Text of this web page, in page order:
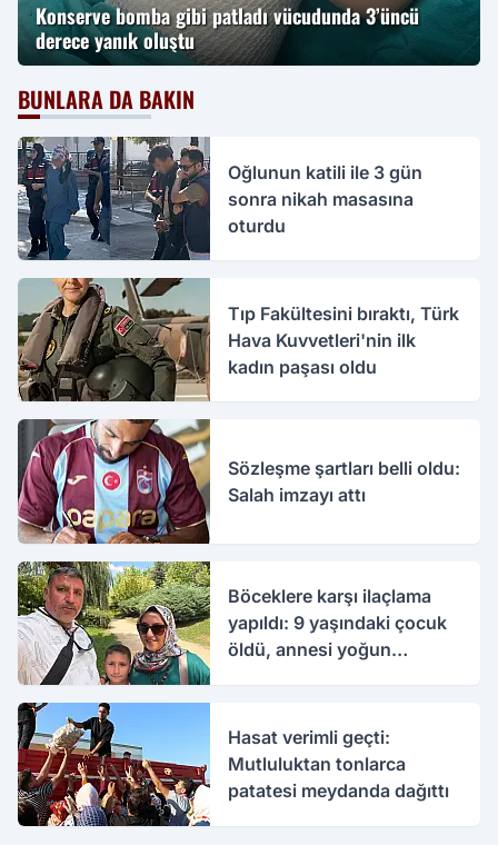
Konserve bomba gibi patladı vücudunda 3’üncü
derece yanık oluştu
BUNLARA DA BAKIN
Oğlunun katili ile 3 gün
sonra nikah masasına
oturdu
Tıp Fakültesini bıraktı, Türk
Hava Kuvvetleri'nin ilk
kadın paşası oldu
Sözleşme şartları belli oldu:
Salah imzayı attı
Böceklere karşı ilaçlama
yapıldı: 9 yaşındaki çocuk
öldü, annesi yoğun
Hasat verimli geçti:
Mutluluktan tonlarca
patatesi meydanda dağıttı